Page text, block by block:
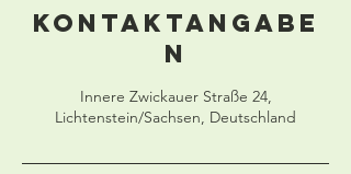
Kontaktangabe
n
Innere Zwickauer Straße 24,
Lichtenstein/Sachsen, Deutschland